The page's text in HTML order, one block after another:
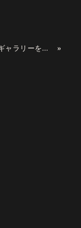
MUSICギャラリーを更新していきます »